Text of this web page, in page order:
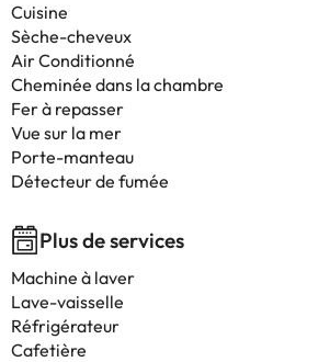
Cuisine
Sèche-cheveux
Air Conditionné
Cheminée dans la chambre
Fer à repasser
Vue sur la mer
Porte-manteau
Détecteur de fumée
Plus de services
Machine à laver
Lave-vaisselle
Réfrigérateur
Cafetière